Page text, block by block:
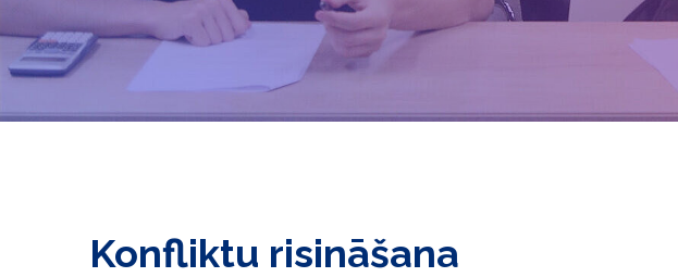
Konfliktu risināšana